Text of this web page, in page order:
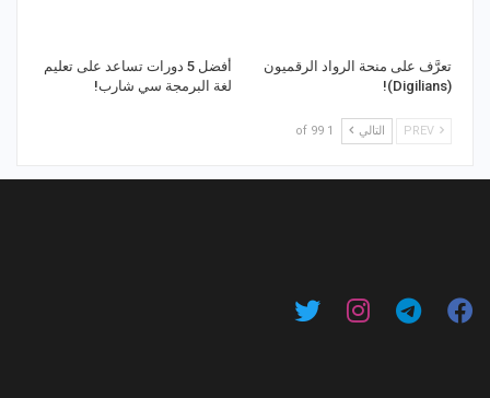
تعرَّف على منحة الرواد الرقميون
(Digilians)!
أفضل 5 دورات تساعد على تعليم
لغة البرمجة سي شارب!
التالي 1 of 99